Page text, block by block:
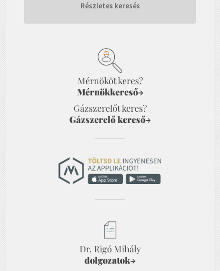
Részletes keresés
Mérnököt keres?
Mérnökkereső→
Gázszerelőt keres?
Gázszerelő kereső→
Dr. Rigó Mihály
dolgozatok→